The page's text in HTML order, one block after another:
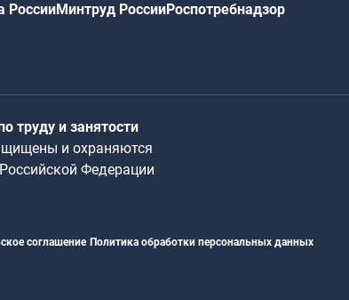
РоссииМинтруд РоссииРоспотребнадзор
труду и занятости
и охраняются
Федерации
соглашение Политика обработки персональных данных